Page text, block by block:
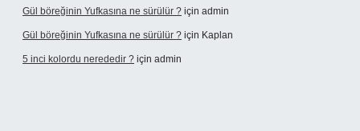
Gül böreğinin Yufkasına ne sürülür ? için admin
Gül böreğinin Yufkasına ne sürülür ? için Kaplan
5 inci kolordu nerededir ? için admin